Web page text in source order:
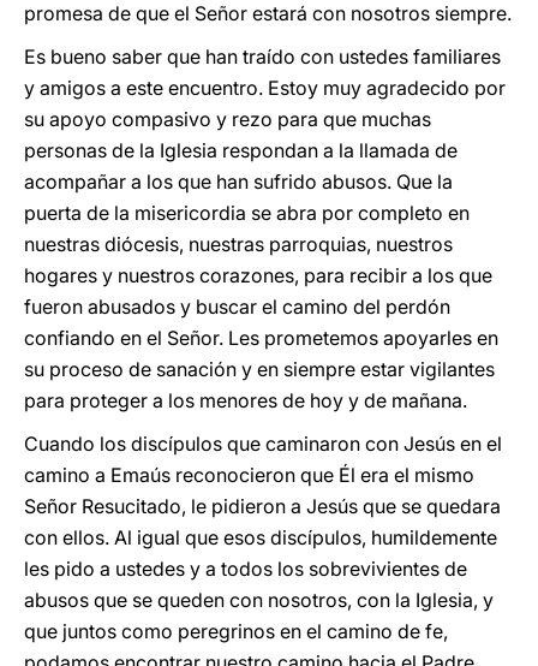
promesa de que el Señor estará con nosotros siempre.
Es bueno saber que han traído con ustedes familiares
y amigos a este encuentro. Estoy muy agradecido por
su apoyo compasivo y rezo para que muchas
personas de la Iglesia respondan a la llamada de
acompañar a los que han sufrido abusos. Que la
puerta de la misericordia se abra por completo en
nuestras diócesis, nuestras parroquias, nuestros
hogares y nuestros corazones, para recibir a los que
fueron abusados y buscar el camino del perdón
confiando en el Señor. Les prometemos apoyarles en
su proceso de sanación y en siempre estar vigilantes
para proteger a los menores de hoy y de mañana.
Cuando los discípulos que caminaron con Jesús en el
camino a Emaús reconocieron que Él era el mismo
Señor Resucitado, le pidieron a Jesús que se quedara
con ellos. Al igual que esos discípulos, humildemente
les pido a ustedes y a todos los sobrevivientes de
abusos que se queden con nosotros, con la Iglesia, y
que juntos como peregrinos en el camino de fe,